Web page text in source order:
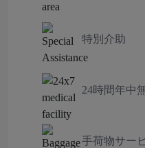
特別介助
24時間年中
手荷物サー